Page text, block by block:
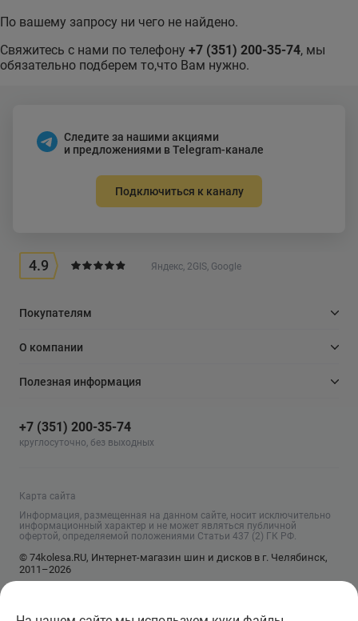
По вашему запросу ни чего не найдено.
Свяжитесь с нами по телефону +7 (351) 200-35-74, мы
обязательно подберем то,что Вам нужно.
Следите за нашими акциями
и предложениями в Telegram-канале
Подключиться к каналу
4.9 Яндекс, 2GIS, Google
Покупателям
О компании
Полезная информация
+7 (351) 200-35-74
круглосуточно, без выходных
Карта сайта
Информация, размещенная на данном сайте, носит исключительно
информационный характер и не может являться публичной
офертой, определяемой положениями Статьи 437 (2) ГК РФ.
© 74kolesa.RU, Интернет-магазин шин и дисков в г. Челябинск,
2011–2026